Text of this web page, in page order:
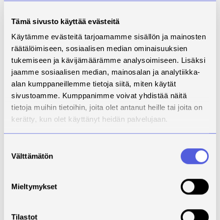
Tämä sivusto käyttää evästeitä
Käytämme evästeitä tarjoamamme sisällön ja mainosten
räätälöimiseen, sosiaalisen median ominaisuuksien
tukemiseen ja kävijämäärämme analysoimiseen. Lisäksi
jaamme sosiaalisen median, mainosalan ja analytiikka-
alan kumppaneillemme tietoja siitä, miten käytät
sivustoamme. Kumppanimme voivat yhdistää näitä
tietoja muihin tietoihin, joita olet antanut heille tai joita on
kerätty, kun olet käyttänyt heidän palvelujaan.
valinta
Välttämätön
Mieltymykset
Tilastot
robotiikka ja tekoäly
muuttavat
osaamistarpeita
Yritykset kertoivat suunnittelevansa investointeja
tuotantotiloihin, robottisoluihin, CNC-koneisiin,
lasereihin ja automatisoituihin tuotantolinjoihin.
Automaatio nähdään keinona parantaa tuottavuutta ja
laatua sekä se voi jossain määrin ratkaista
Robotiikka, PLC-ohjelmointi, 3D-mallinnuksen, CAM-
hallinta nousevat vahvasti esiin. Tekoälyn
hyödyntämisen mahdollisuuksia nähdään esimerkiksi
optimoinnissa.